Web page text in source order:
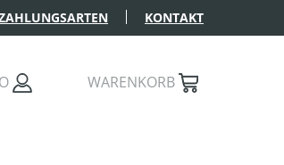
KONTAKT
WARENKORB